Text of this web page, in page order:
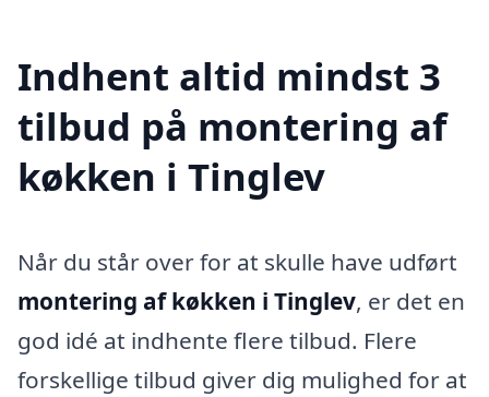
Indhent altid mindst 3
tilbud på montering af
køkken i Tinglev
Når du står over for at skulle have udført
montering af køkken i Tinglev, er det en
god idé at indhente flere tilbud. Flere
forskellige tilbud giver dig mulighed for at